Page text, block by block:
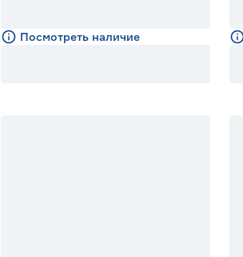
Посмотреть наличие